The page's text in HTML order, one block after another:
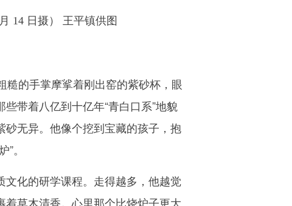
14 日摄） 王平镇供图
的手掌摩挲着刚出窑的紫砂杯，眼
带着八亿到十亿年“青白口系”地貌
无异。他像个挖到宝藏的孩子，抱
。
化的研学课程。走得越多，他越觉
草木清香。心里那个比烧炉子更大